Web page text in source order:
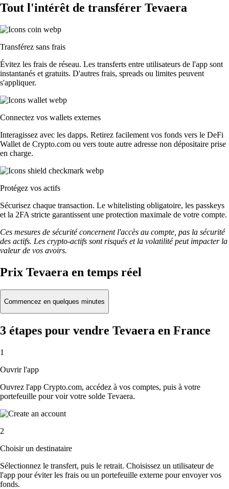
Tout l'intérêt de transférer Tevaera
Transférez sans frais
Évitez les frais de réseau. Les transferts entre utilisateurs de l'app sont
instantanés et gratuits. D'autres frais, spreads ou limites peuvent
s'appliquer.
Connectez vos wallets externes
Interagissez avec les dapps. Retirez facilement vos fonds vers le DeFi
Wallet de Crypto.com ou vers toute autre adresse non dépositaire prise
en charge.
Protégez vos actifs
Sécurisez chaque transaction. Le whitelisting obligatoire, les passkeys
et la 2FA stricte garantissent une protection maximale de votre compte.
Ces mesures de sécurité concernent l'accès au compte, pas la sécurité
des actifs. Les crypto-actifs sont risqués et la volatilité peut impacter la
valeur de vos avoirs.
Prix Tevaera en temps réel
Commencez en quelques minutes
3 étapes pour vendre Tevaera en France
1
Ouvrir l'app
Ouvrez l'app Crypto.com, accédez à vos comptes, puis à votre
portefeuille pour voir votre solde Tevaera.
2
Choisir un destinataire
Sélectionnez le transfert, puis le retrait. Choisissez un utilisateur de
l'app pour éviter les frais ou un portefeuille externe pour envoyer vos
fonds.